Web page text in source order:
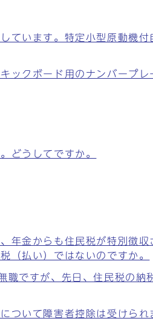
ています。特定小型原動機付
ックボード用のナンバープレ
どうしてですか。
年金からも住民税が特別徴収
（払い）ではないのですか。
職ですが、先日、住民税の納
ついて障害者控除は受けられ